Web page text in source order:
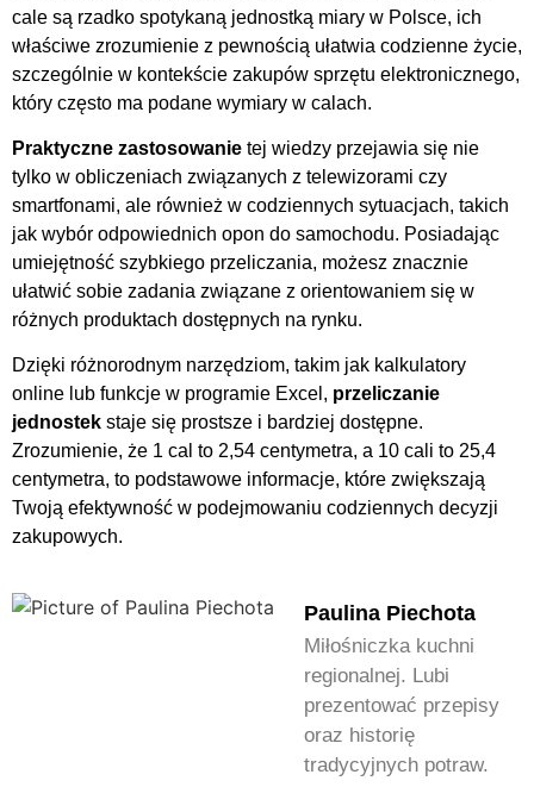
cale są rzadko spotykaną jednostką miary w Polsce, ich
właściwe zrozumienie z pewnością ułatwia codzienne życie,
szczególnie w kontekście zakupów sprzętu elektronicznego,
który często ma podane wymiary w calach.
Praktyczne zastosowanie tej wiedzy przejawia się nie
tylko w obliczeniach związanych z telewizorami czy
smartfonami, ale również w codziennych sytuacjach, takich
jak wybór odpowiednich opon do samochodu. Posiadając
umiejętność szybkiego przeliczania, możesz znacznie
ułatwić sobie zadania związane z orientowaniem się w
różnych produktach dostępnych na rynku.
Dzięki różnorodnym narzędziom, takim jak kalkulatory
online lub funkcje w programie Excel, przeliczanie
jednostek staje się prostsze i bardziej dostępne.
Zrozumienie, że 1 cal to 2,54 centymetra, a 10 cali to 25,4
centymetra, to podstawowe informacje, które zwiększają
Twoją efektywność w podejmowaniu codziennych decyzji
zakupowych.
Paulina Piechota
Miłośniczka kuchni
regionalnej. Lubi
prezentować przepisy
oraz historię
tradycyjnych potraw.